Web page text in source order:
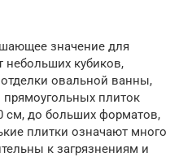
значение для
небольших кубиков,
овальной ванны,
прямоугольных плиток
см, до больших форматов,
плитки означают много
к загрязнениям и